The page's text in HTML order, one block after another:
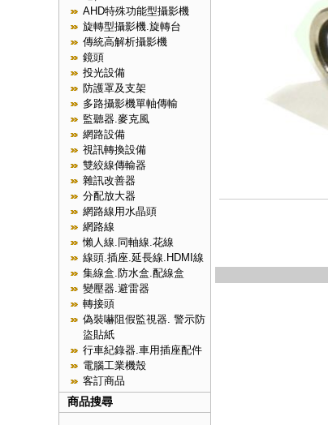
AHD特殊功能型攝影機
旋轉型攝影機.旋轉台
傳統高解析攝影機
鏡頭
投光設備
防護罩及支架
多路攝影機單軸傳輸
監聽器.麥克風
網路設備
視訊轉換設備
雙絞線傳輸器
雜訊改善器
分配放大器
網路線用水晶頭
網路線
懶人線.同軸線.花線
線頭.插座.延長線.HDMI線
集線盒.防水盒.配線盒
變壓器.避雷器
轉接頭
偽裝嚇阻假監視器. 警示防
盜貼紙
行車紀錄器.車用插座配件
電腦工業機殼
客訂商品
商品搜尋